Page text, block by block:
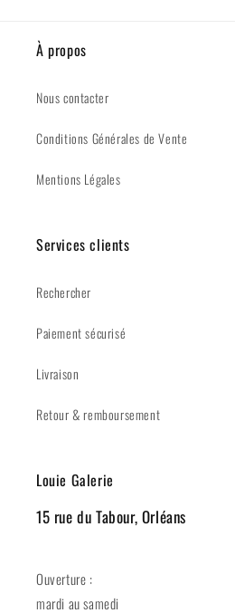
À propos
Nous contacter
Conditions Générales de Vente
Mentions Légales
Services clients
Rechercher
Paiement sécurisé
Livraison
Retour & remboursement
Louie Galerie
15 rue du Tabour, Orléans
Ouverture :
mardi au samedi